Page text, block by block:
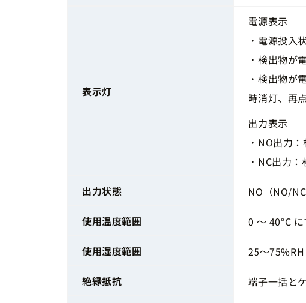
表示灯
電源表示
・電源投入
・検出物が
・検出物が
時消灯、再
出力表示
・NO出力：
・NC出力：
出力状態 NO（NO/
使用温度範囲 0 ～ 40°C
使用湿度範囲 25～75%RH
絶縁抵抗 端子一括と